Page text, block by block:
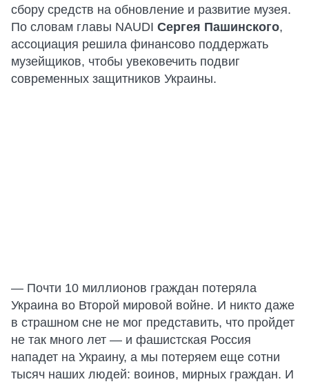
сбору средств на обновление и развитие музея.
По словам главы NAUDI Сергея Пашинского,
ассоциация решила финансово поддержать
музейщиков, чтобы увековечить подвиг
современных защитников Украины.
— Почти 10 миллионов граждан потеряла
Украина во Второй мировой войне. И никто даже
в страшном сне не мог представить, что пройдет
не так много лет — и фашистская Россия
нападет на Украину, а мы потеряем еще сотни
тысяч наших людей: воинов, мирных граждан. И